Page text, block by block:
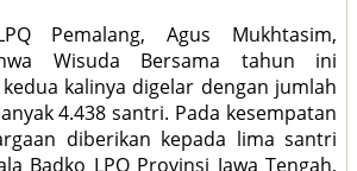
Pemalang, Agus Mukhtasim,
Wisuda Bersama tahun ini
kalinya digelar dengan jumlah
4.438 santri. Pada kesempatan
diberikan kepada lima santri
Badko LPQ Provinsi Jawa Tengah,